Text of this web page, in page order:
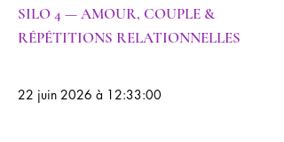
SILO 4 — AMOUR, COUPLE &
RÉPÉTITIONS RELATIONNELLES
22 juin 2026 à 12:33:00